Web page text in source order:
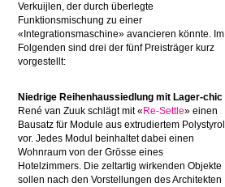
Verkuijlen, der durch überlegte
Funktionsmischung zu einer
«Integrationsmaschine» avancieren könnte. Im
Folgenden sind drei der fünf Preisträger kurz
vorgestellt:
Niedrige Reihenhaussiedlung mit Lager-chic
René van Zuuk schlägt mit « Re-Settle» einen
Bausatz für Module aus extrudiertem Polystyrol
vor. Jedes Modul beinhaltet dabei einen
Wohnraum von der Grösse eines
Hotelzimmers. Die zeltartig wirkenden Objekte
sollen nach den Vorstellungen des Architekten